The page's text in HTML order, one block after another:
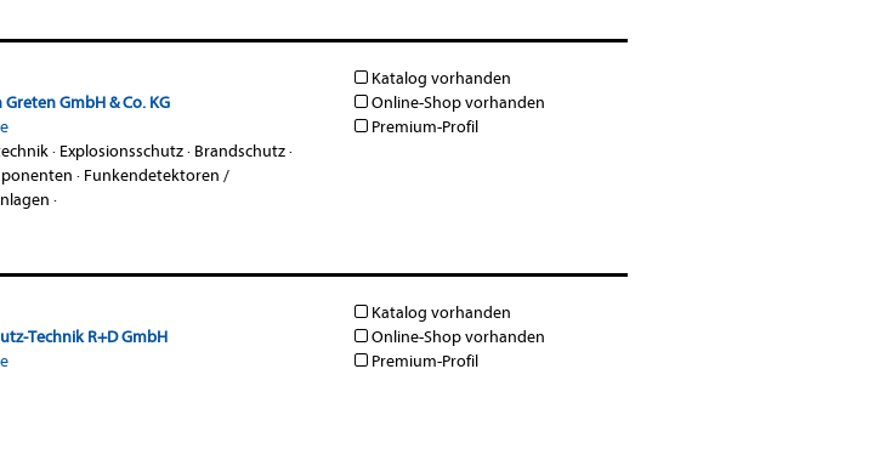
Greten GmbH & Co. KG
· Explosionsschutz· Brandschutz·
· Funkendetektoren /
·
Katalog vorhanden
Online-Shop vorhanden
Premium-Profil
Technik R+D GmbH
Katalog vorhanden
Online-Shop vorhanden
Premium-Profil